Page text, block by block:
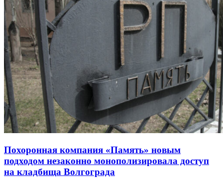
Похоронная компания «Память» новым
подходом незаконно монополизировала доступ
на кладбища Волгограда